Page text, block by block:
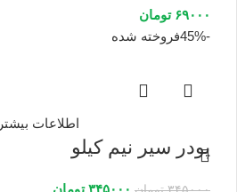
۶۹۰۰۰ تومان
-45%
فروخته شده
اطلاعات بیشتر
پودر سیر نیم کیلو
۳۴۵۰۰۰ تومان